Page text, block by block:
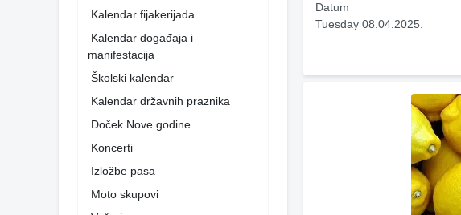
Kalendar fijakerijada
Kalendar događaja i
manifestacija
Školski kalendar
Kalendar državnih praznika
Doček Nove godine
Koncerti
Izložbe pasa
Moto skupovi
Datum
Tuesday 08.04.2025.